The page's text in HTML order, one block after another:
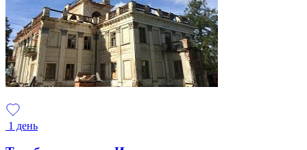
1 день